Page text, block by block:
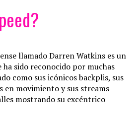
llamado Darren Watkins es un
sido reconocido por muchas
como sus icónicos backplis, sus
en movimiento y sus streams
mostrando su excéntrico